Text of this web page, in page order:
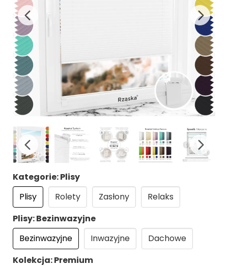
Kategorie: Plisy
Plisy
Rolety Zasłony
Relaks
Plisy: Bezinwazyjne
Bezinwazyjne
Inwazyjne
Dachowe
Kolekcja: Premium